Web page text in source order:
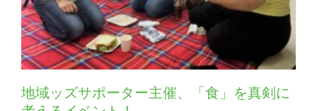
地域ッズサポーター主催、「食」を真剣に